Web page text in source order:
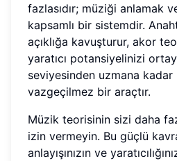
fazlasıdır; müziği anlamak
kapsamlı bir sistemdir.
açıklığa kavuşturur, akor
yaratıcı potansiyelinizi
seviyesinden uzmana
vazgeçilmez bir araçtır.
Müzik teorisinin sizi daha
izin vermeyin. Bu güçlü
anlayışınızın ve